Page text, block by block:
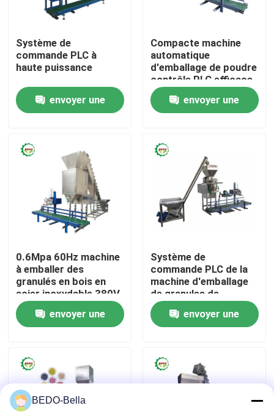
À la maison
Produits
Visite de l'usine
Contrôle de la qualité
Nous contacter
Nouvelles
Machine en bois de burineur
Machine en bois de broyeur
Machine en bois de sciure
Système de
commande PLC à
haute puissance
envoyer une
Compacte machine
automatique
d'emballage de poudre
contrôle PLC efficace
380V
envoyer une
0.6Mpa 60Hz machine
à emballer des
granulés en bois en
acier inoxydable 380V
envoyer une
Système de
commande PLC de la
machine d'emballage
de granules de
biomasse à haut
rendementenvoyer une
BEDO-Bella